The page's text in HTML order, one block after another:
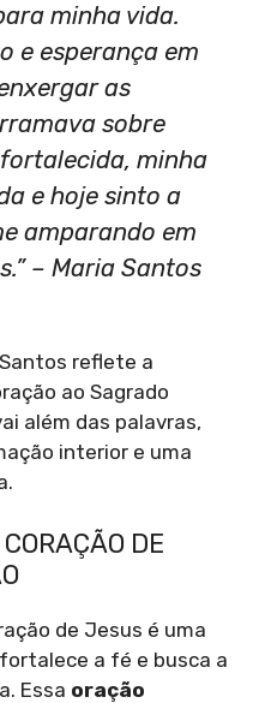
minha vida.
e esperança em
as
sobre
minha
e hoje sinto a
amparando em
– Maria Santos
reflete a
ao Sagrado
além das palavras,
interior e uma
DE
de Jesus é uma
a fé e busca a
Essa oração